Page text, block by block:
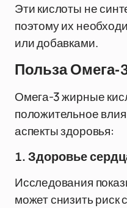
Эти кислоты не
поэтому их
или добавками.
Польза Омега-
Омега-3 жирные
положительное
аспекты здоровья:
1. Здоровье
Исследования
может снизить риск